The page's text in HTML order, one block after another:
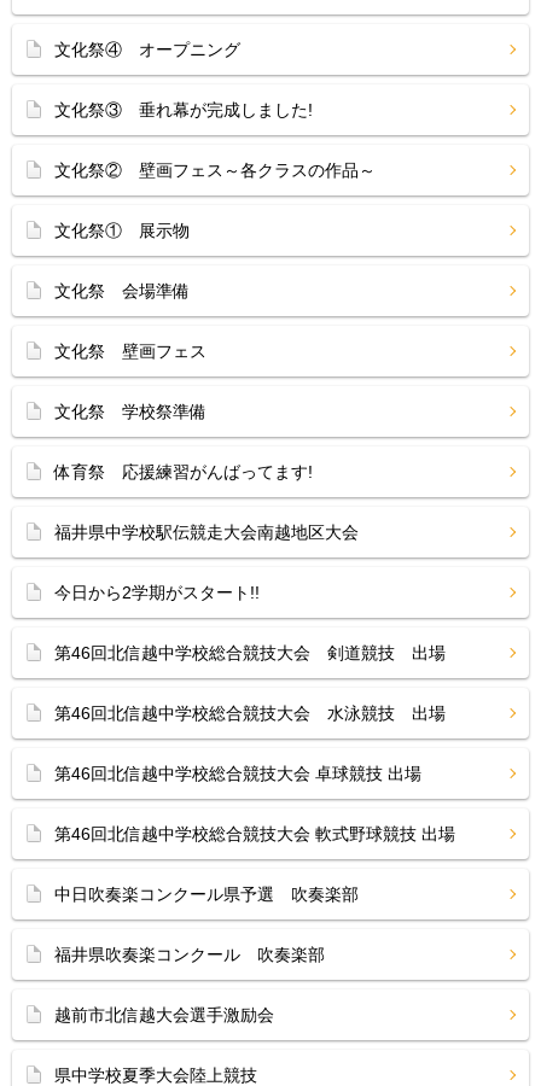
文化祭④ オープニング
文化祭③ 垂れ幕が完成しました!
文化祭② 壁画フェス～各クラスの作品～
文化祭① 展示物
文化祭 会場準備
文化祭 壁画フェス
文化祭 学校祭準備
体育祭 応援練習がんばってます!
福井県中学校駅伝競走大会南越地区大会
今日から2学期がスタート!!
第46回北信越中学校総合競技大会 剣道競技 出場
第46回北信越中学校総合競技大会 水泳競技 出場
第46回北信越中学校総合競技大会 卓球競技 出場
第46回北信越中学校総合競技大会 軟式野球競技 出場
中日吹奏楽コンクール県予選 吹奏楽部
福井県吹奏楽コンクール 吹奏楽部
越前市北信越大会選手激励会
県中学校夏季大会陸上競技